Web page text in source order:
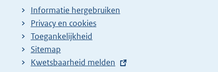
Informatie hergebruiken
Privacy en cookies
Toegankelijkheid
Sitemap
E
Kwetsbaarheid melden